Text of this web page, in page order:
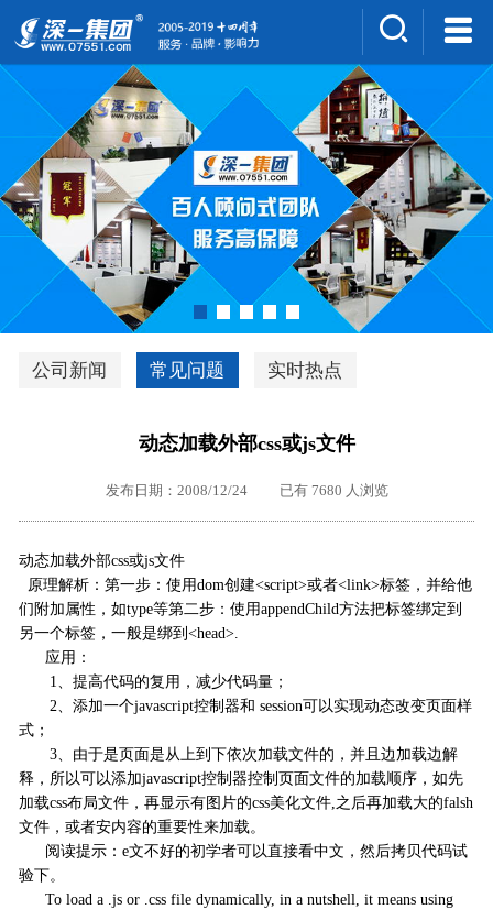
集团介绍
人才招聘
案例展示
新闻中心
深一风采
联系我们
深优通系统V3.0
深一集团优势
外地客户专栏
工单提交
公司新闻 常见问题 实时热点
动态加载外部css或js文件
发布日期：2008/12/24 已有 7680 人浏览
动态加载外部css或js文件
原理解析：第一步：使用dom创建<script>或者<link>标签，并给他
们附加属性，如type等第二步：使用appendChild方法把标签绑定到
另一个标签，一般是绑到<head>.
应用：
1、提高代码的复用，减少代码量；
2、添加一个javascript控制器和 session可以实现动态改变页面样
式；
3、由于是页面是从上到下依次加载文件的，并且边加载边解
释，所以可以添加javascript控制器控制页面文件的加载顺序，如先
加载css布局文件，再显示有图片的css美化文件,之后再加载大的falsh
文件，或者安内容的重要性来加载。
阅读提示：e文不好的初学者可以直接看中文，然后拷贝代码试
验下。
To load a .js or .css file dynamically, in a nutshell, it means using